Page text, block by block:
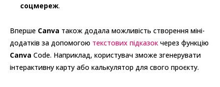
соцмереж.
Вперше Canva також додала можливість створення міні-
додатків за допомогою текстових підказок через функцію
Canva Code. Наприклад, користувач зможе згенерувати
інтерактивну карту або калькулятор для свого проєкту.